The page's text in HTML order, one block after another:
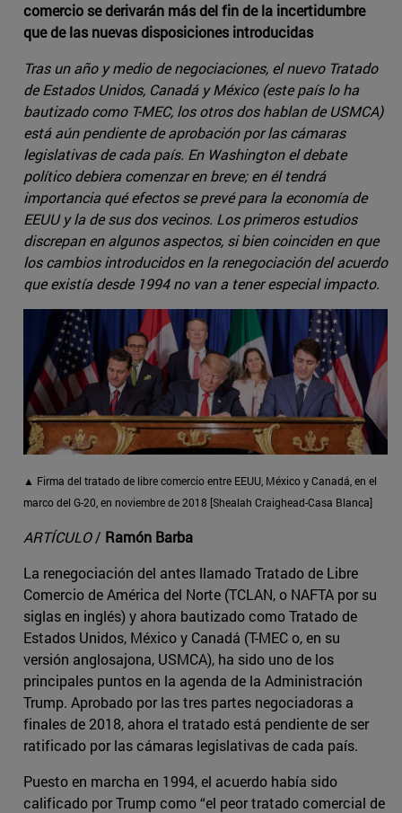
comercio se derivarán más del fin de la incertidumbre
que de las nuevas disposiciones introducidas
Tras un año y medio de negociaciones, el nuevo Tratado
de Estados Unidos, Canadá y México (este país lo ha
bautizado como T-MEC, los otros dos hablan de USMCA)
está aún pendiente de aprobación por las cámaras
legislativas de cada país. En Washington el debate
político debiera comenzar en breve; en él tendrá
importancia qué efectos se prevé para la economía de
EEUU y la de sus dos vecinos. Los primeros estudios
discrepan en algunos aspectos, si bien coinciden en que
los cambios introducidos en la renegociación del acuerdo
que existía desde 1994 no van a tener especial impacto.
▲ Firma del tratado de libre comercio entre EEUU, México y Canadá, en el
marco del G-20, en noviembre de 2018 [Shealah Craighead-Casa Blanca]
ARTÍCULO/ Ramón Barba
La renegociación del antes llamado Tratado de Libre
Comercio de América del Norte (TCLAN, o NAFTA por su
siglas en inglés) y ahora bautizado como Tratado de
Estados Unidos, México y Canadá (T-MEC o, en su
versión anglosajona, USMCA), ha sido uno de los
principales puntos en la agenda de la Administración
Trump. Aprobado por las tres partes negociadoras a
finales de 2018, ahora el tratado está pendiente de ser
ratificado por las cámaras legislativas de cada país.
Puesto en marcha en 1994, el acuerdo había sido
calificado por Trump como “el peor tratado comercial de